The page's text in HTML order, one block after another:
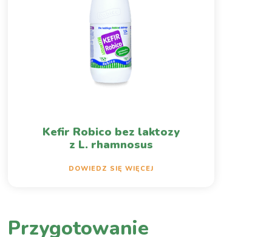
Kefir Robico bez laktozy
z L. rhamnosus
DOWIEDZ SIĘ WIĘCEJ
Przygotowanie